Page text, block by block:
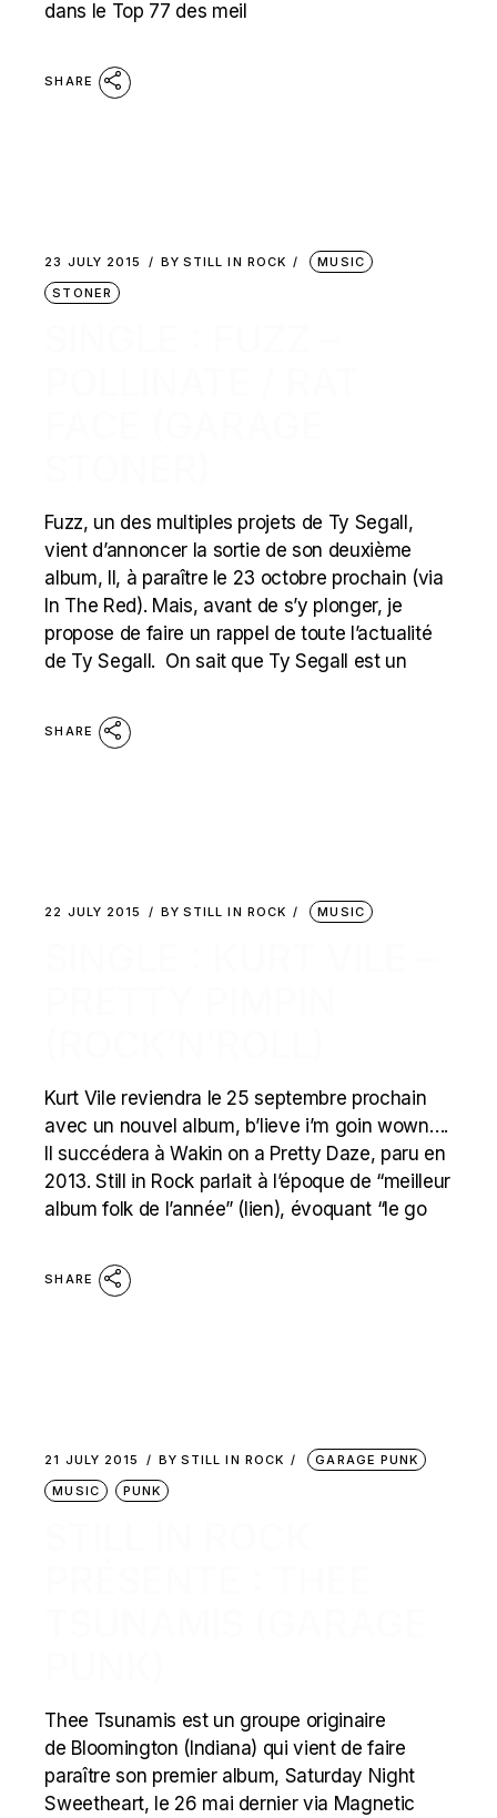
dans le Top 77 des meil
SHARE
23 JULY 2015 BY STILL IN ROCK
MUSIC
STONER
Fuzz, un des multiples projets de Ty Segall,
vient d’annoncer la sortie de son deuxième
album, II, à paraître le 23 octobre prochain (via
In The Red). Mais, avant de s’y plonger, je
propose de faire un rappel de toute l’actualité
de Ty Segall. On sait que Ty Segall est un
SHARE
22 JULY 2015 BY STILL IN ROCK MUSIC
Kurt Vile reviendra le 25 septembre prochain
avec un nouvel album, b’lieve i’m goin wown….
Il succédera à Wakin on a Pretty Daze, paru en
2013. Still in Rock parlait à l’époque de “meilleur
album folk de l’année” (lien), évoquant “le go
SHARE
21 JULY 2015 BY STILL IN ROCK
GARAGE PUNK
MUSIC
PUNK
Thee Tsunamis est un groupe originaire
de Bloomington (Indiana) qui vient de faire
paraître son premier album, Saturday Night
Sweetheart, le 26 mai dernier via Magnetic